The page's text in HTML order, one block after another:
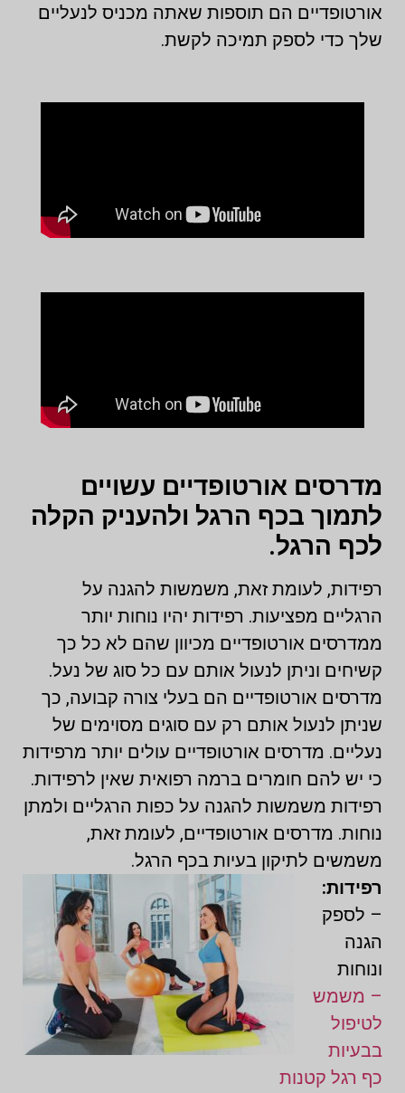
אורטופדיים הם תוספות שאתה מכניס לנעליים
שלך כדי לספק תמיכה לקשת.
מדרסים אורטופדיים עשויים
לתמוך בכף הרגל ולהעניק הקלה
לכף הרגל.
רפידות, לעומת זאת, משמשות להגנה על
הרגליים מפציעות. רפידות יהיו נוחות יותר
ממדרסים אורטופדיים מכיוון שהם לא כל כך
קשיחים וניתן לנעול אותם עם כל סוג של נעל.
מדרסים אורטופדיים הם בעלי צורה קבועה, כך
שניתן לנעול אותם רק עם סוגים מסוימים של
נעליים. מדרסים אורטופדיים עולים יותר מרפידות
כי יש להם חומרים ברמה רפואית שאין לרפידות.
רפידות משמשות להגנה על כפות הרגליים ולמתן
נוחות. מדרסים אורטופדיים, לעומת זאת,
משמשים לתיקון בעיות בכף הרגל.
רפידות:
– לספק
הגנה
ונוחות
– משמש
לטיפול
בבעיות
כף רגל קטנות